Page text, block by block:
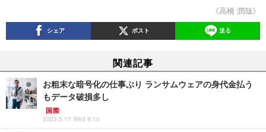
《高橋 潤哉》
シェア ポスト 送る
関連記事
お粗末な暗号化の仕事ぶり ランサムウェアの身代金払う
もデータ破損多し
国際
2023.5.17 Wed 8:10